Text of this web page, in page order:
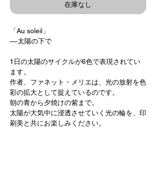
在庫なし
「Au soleil」
––太陽の下で
1日の太陽のサイクルが6色で表現されてい
ます。
作者、ファネット・メリエは、光の放射を色
彩の拡大として捉えているのです。
朝の青から夕焼けの紫まで。
太陽が大気中に浸透させていく光の輪を、印
刷美と共にお楽しみください。